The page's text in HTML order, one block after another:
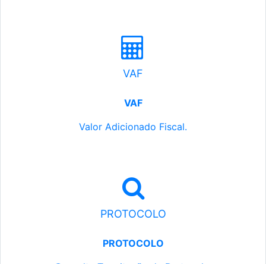
VAF
VAF
Valor Adicionado Fiscal.
PROTOCOLO
PROTOCOLO